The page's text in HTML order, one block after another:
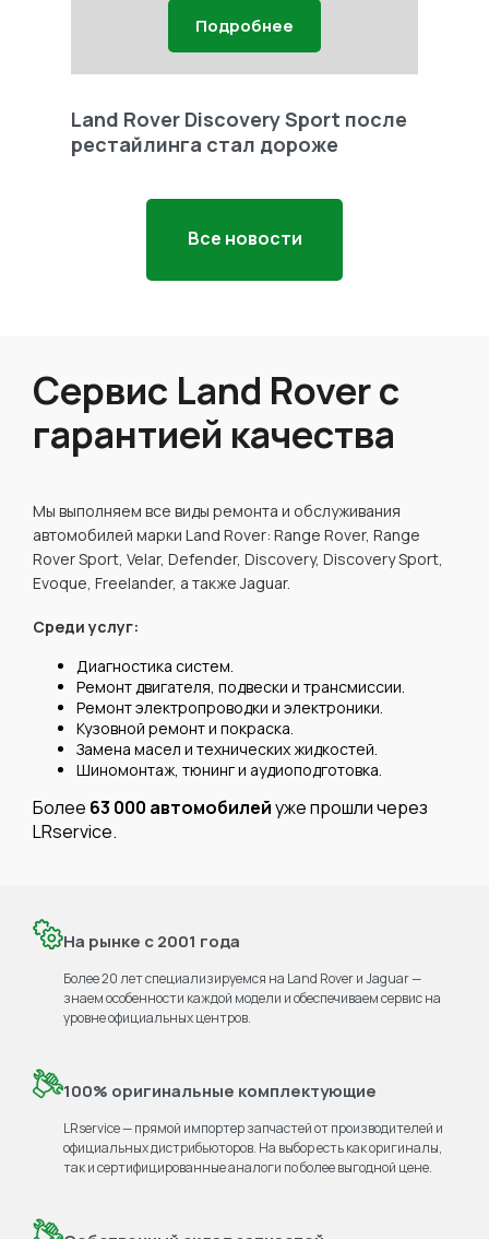
Подробнее
Land Rover Discovery Sport после
рестайлинга стал дороже
Все новости
Сервис Land Rover с
гарантией качества
Мы выполняем все виды ремонта и обслуживания
автомобилей марки Land Rover: Range Rover, Range
Rover Sport, Velar, Defender, Discovery, Discovery Sport,
Evoque, Freelander, а также Jaguar.
Среди услуг:
Диагностика систем.
Ремонт двигателя, подвески и трансмиссии.
Ремонт электропроводки и электроники.
Кузовной ремонт и покраска.
Замена масел и технических жидкостей.
Шиномонтаж, тюнинг и аудиоподготовка.
Более 63 000 автомобилейуже прошли через
LRservice.
На рынке с 2001 года
Более 20 лет специализируемся на Land Rover и Jaguar —
знаем особенности каждой модели и обеспечиваем сервис на
уровне официальных центров.
100% оригинальные комплектующие
LRservice — прямой импортер запчастей от производителей и
официальных дистрибьюторов. На выбор есть как оригиналы,
так и сертифицированные аналоги по более выгодной цене.